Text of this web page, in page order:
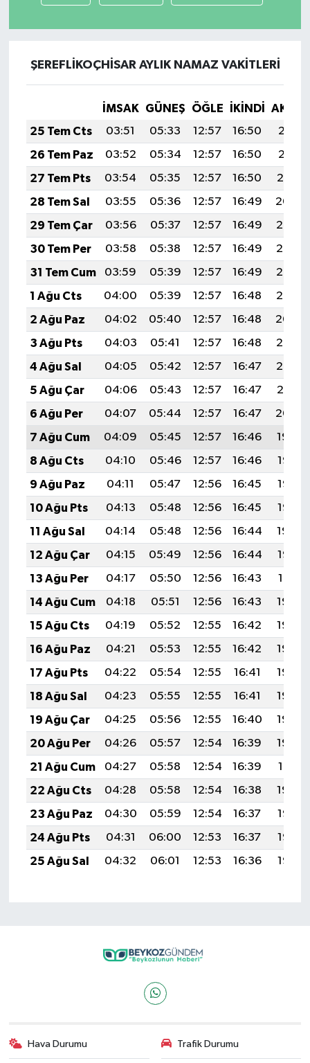
ŞEREFLİKOÇHİSAR AYLIK NAMAZ VAKITLERI
İMSAK GÜNEŞ ÖĞLE İKINDI
25 Tem Cts
03:51 05:33 12:57 16:50
20:11
26 Tem Paz
03:52 05:34 12:57 16:50
20:11
27 Tem Pts
03:54 05:35 12:57 16:50
20:10
28 Tem Sal
03:55 05:36 12:57 16:49
20:09
29 Tem Çar
03:56 05:37 12:57 16:49
20:08
30 Tem Per
03:58 05:38 12:57 16:49
20:07
31 Tem Cum
03:59 05:39 12:57 16:49
20:06
1 Ağu Cts
04:00 05:39 12:57 16:48
20:05
2 Ağu Paz
04:02 05:40 12:57 16:48
20:04
3 Ağu Pts
04:03 05:41 12:57 16:48
20:03
4 Ağu Sal
04:05 05:42 12:57 16:47
20:02
5 Ağu Çar
04:06 05:43 12:57 16:47
20:01
6 Ağu Per
04:07 05:44 12:57 16:47
20:00
7 Ağu Cum
04:09 05:45 12:57 16:46
19:59
8 Ağu Cts
04:10 05:46 12:57 16:46
19:57
9 Ağu Paz
04:11 05:47 12:56 16:45
19:56
10 Ağu Pts
04:13 05:48 12:56 16:45
19:55
11 Ağu Sal
04:14 05:48 12:56 16:44
19:54
12 Ağu Çar
04:15 05:49 12:56 16:44
19:53
13 Ağu Per
04:17 05:50 12:56 16:43
19:51
14 Ağu Cum
04:18 05:51 12:56 16:43
19:50
15 Ağu Cts
04:19 05:52 12:55 16:42
19:49
16 Ağu Paz
04:21 05:53 12:55 16:42
19:48
17 Ağu Pts
04:22 05:54 12:55 16:41
19:46
18 Ağu Sal
04:23 05:55 12:55 16:41
19:45
19 Ağu Çar
04:25 05:56 12:55 16:40
19:44
20 Ağu Per
04:26 05:57 12:54 16:39
19:42
21 Ağu Cum
04:27 05:58 12:54 16:39
19:41
22 Ağu Cts
04:28 05:58 12:54 16:38
19:39
23 Ağu Paz
04:30 05:59 12:54 16:37
19:38
24 Ağu Pts
04:31 06:00 12:53 16:37
19:36
25 Ağu Sal
04:32 06:01 12:53 16:36 19:35
Hava Durumu Trafik Durumu